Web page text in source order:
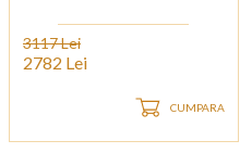
3117 Lei
2782 Lei
CUMPARA